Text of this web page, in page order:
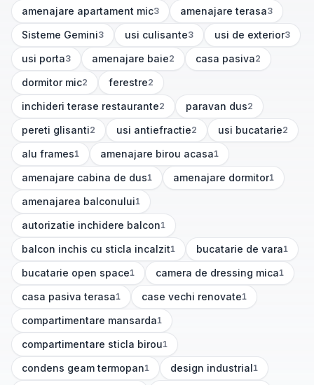
amenajare apartament mic
(3articole) 3 amenajare terasa
(3articole) 3
Sisteme Gemini
(3articole) 3 usi culisante
(3articole) 3 usi de exterior
(3articole) 3
usi porta
(3articole)
3 amenajare baie
(2articole) 2 casa pasiva
(2articole) 2
dormitor mic
(2articole) 2 ferestre
(2articole)
2
inchideri terase restaurante
(2articole) 2 paravan dus
(2articole) 2
pereti glisanti
(2articole) 2 usi antiefractie
(2articole) 2 usi bucatarie
(2articole) 2
alu frames
(1articole) 1 amenajare birou acasa
(1articole) 1
amenajare cabina de dus
(1articole) 1 amenajare dormitor
(1articole) 1
amenajarea balconului
(1articole) 1
autorizatie inchidere balcon
(1articole) 1
balcon inchis cu sticla incalzit
(1articole) 1 bucatarie de vara
(1articole) 1
bucatarie open space
(1articole) 1 camera de dressing mica
(1articole) 1
casa pasiva terasa
(1articole) 1 case vechi renovate
(1articole) 1
compartimentare mansarda
(1articole) 1
compartimentare sticla birou
(1articole) 1
condens geam termopan
(1articole) 1 design industrial
(1articole) 1